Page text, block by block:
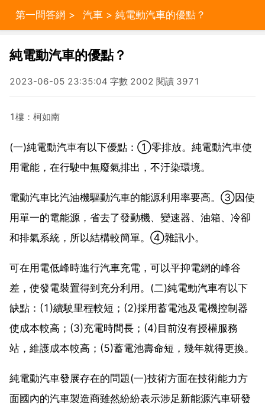
第一問答網 > 汽車 > 純電動汽車的優點？
純電動汽車的優點？
2023-06-05 23:35:04 字數 2002 閱讀 3971
1樓：柯如南
(一)純電動汽車有以下優點：①零排放。純電動汽車使
用電能，在行駛中無廢氣排出，不汙染環境。
電動汽車比汽油機驅動汽車的能源利用率要高。③因使
用單一的電能源，省去了發動機、變速器、油箱、冷卻
和排氣系統，所以結構較簡單。④雜訊小。
可在用電低峰時進行汽車充電，可以平抑電網的峰谷
差，使發電裝置得到充分利用。(二)純電動汽車有以下
缺點：(1)續駛里程較短；(2)採用蓄電池及電機控制器
使成本較高；(3)充電時間長；(4)目前沒有授權服務
站，維護成本較高；(5)蓄電池壽命短，幾年就得更換。
純電動汽車發展存在的問題(一)技術方面在技術能力方
面國內的汽車製造商雖然紛紛表示涉足新能源汽車研發